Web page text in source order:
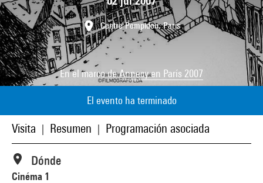
Centre Pompidou, Paris
En el marco deAnnecy en París 2007
El evento ha terminado
Visita Resumen Programación asociada
Dónde
Cinéma 1